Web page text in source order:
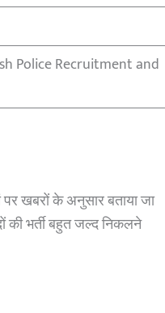
Police Recruitment and
खबरों के अनुसार बताया जा
भर्ती बहुत जल्द निकलने